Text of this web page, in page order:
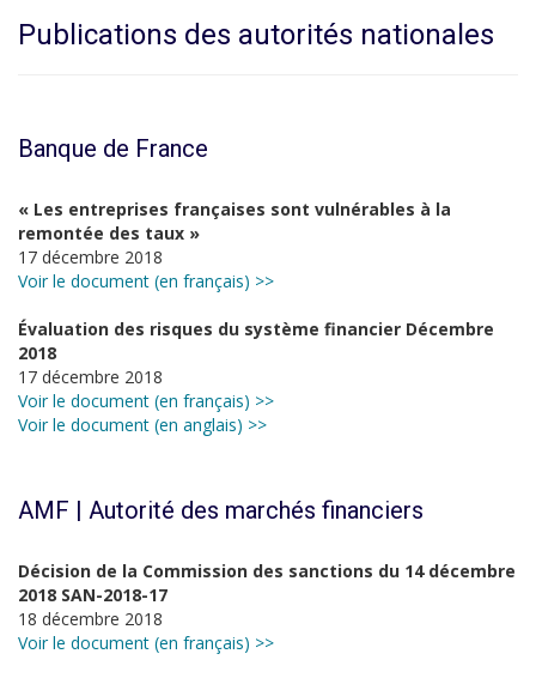
Publications des autorités nationales
Banque de France
« Les entreprises françaises sont vulnérables à la
remontée des taux »
17 décembre 2018
Voir le document (en français) >>
Évaluation des risques du système financier Décembre
2018
17 décembre 2018
Voir le document (en français) >>
Voir le document (en anglais) >>
AMF | Autorité des marchés financiers
Décision de la Commission des sanctions du 14 décembre
2018 SAN-2018-17
18 décembre 2018
Voir le document (en français) >>